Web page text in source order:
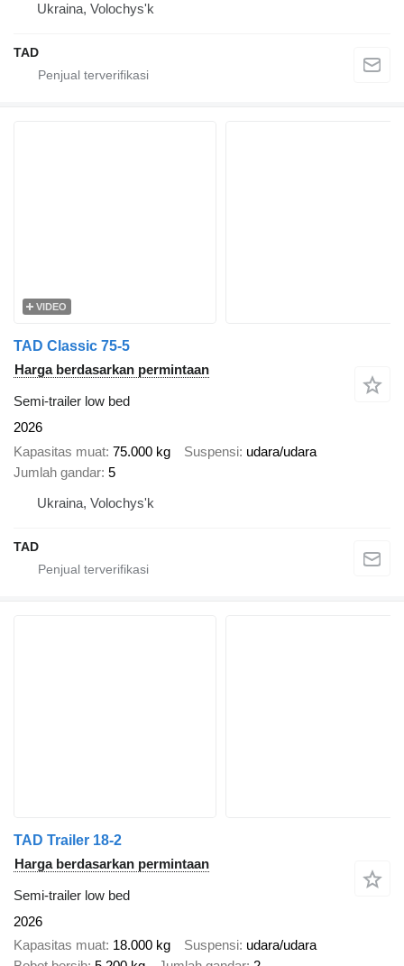
Ukraina, Volochys'k
TAD
VIDEO
TAD Classic 75-5
Harga berdasarkan permintaan
Semi-trailer low bed
2026
Kapasitas muat 75.000 kg Suspensi udara/udara
Jumlah gandar 5
Ukraina, Volochys'k
TAD
TAD Trailer 18-2
Harga berdasarkan permintaan
Semi-trailer low bed
2026
Kapasitas muat 18.000 kg Suspensi udara/udara